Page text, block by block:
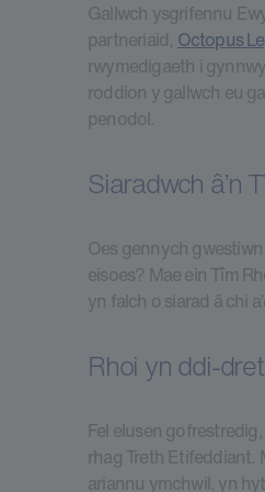
Gallwch ysgrifennu
partneriaid, Octopus
rwymedigaeth i
roddion y gallwch eu
penodol.
Siaradwch â’n
Oes gennych
eisoes? Mae ein Tîm
yn falch o siarad â chi
Rhoi yn ddi-
Fel elusen
rhag Treth Etifeddiant.
ariannu ymchwil, yn